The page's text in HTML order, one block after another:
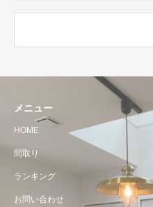
メニュー
HOME
間取り
ランキング
お問い合わせ